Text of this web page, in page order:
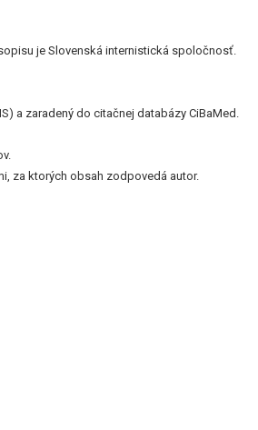
je Slovenská internistická spoločnosť.
a zaradený do citačnej databázy CiBaMed.
za ktorých obsah zodpovedá autor.